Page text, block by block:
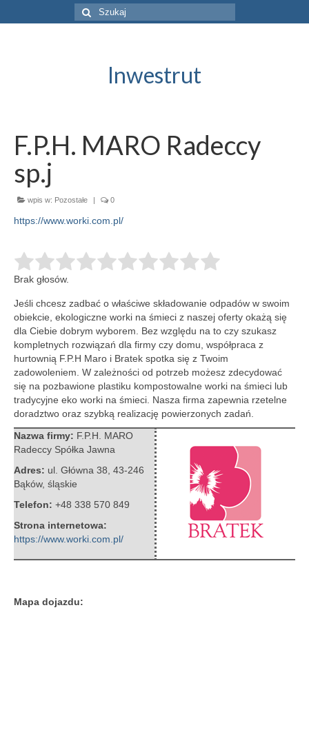
Szuklaj
w:
Inwestrut
F.P.H. MARO Radeccy
sp.j
wpis w: Pozostałe | 0
https://www.worki.com.pl/
Brak głosów.
Jeśli chcesz zadbać o właściwe składowanie odpadów w swoim
obiekcie, ekologiczne worki na śmieci z naszej oferty okażą się
dla Ciebie dobrym wyborem.
Bez względu na to czy szukasz
kompletnych rozwiązań dla firmy czy domu, współpraca z
hurtownią F.P.H Maro i Bratek spotka się z Twoim
zadowoleniem. W zależności od potrzeb możesz zdecydować
się na pozbawione plastiku kompostowalne worki na śmieci lub
tradycyjne eko worki na śmieci. Nasza firma zapewnia rzetelne
doradztwo oraz szybką realizację powierzonych zadań.
Nazwa firmy: F.P.H. MARO
Radeccy Spółka Jawna
Adres: ul. Główna 38 43-246
Bąków, śląskie
Telefon: +48 338 570 849
Strona internetowa:
https://www.worki.com.pl/
Mapa dojazdu: